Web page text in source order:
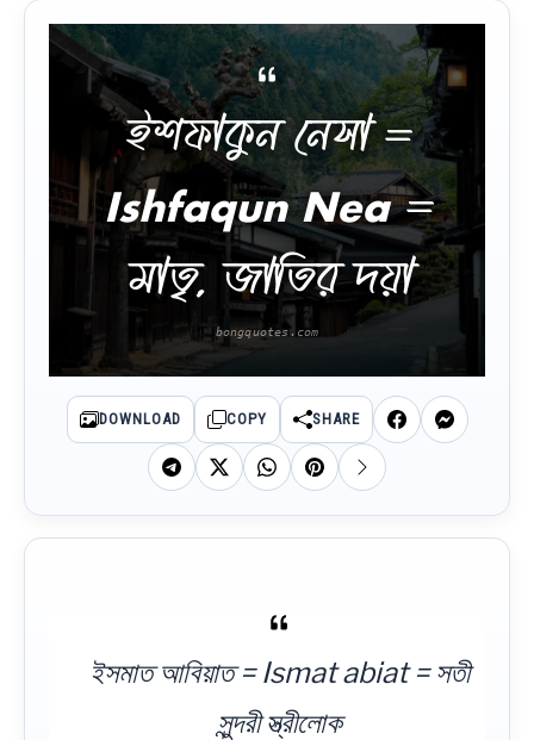
ইশফাকুন নেসা =
Ishfaqun Nea =
মাতৃ, জাতির দয়া
DOWNLOAD COPY SHARE
ইসমাত আবিয়াত = Ismat abiat = সতী
সুন্দরী স্ত্রীলোক